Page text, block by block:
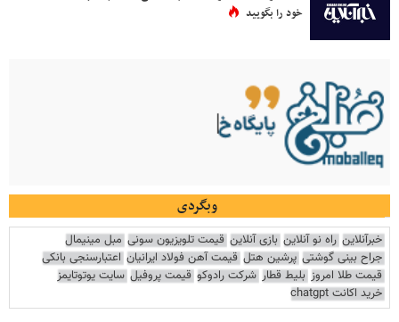
خود را بگویید
وبگردی
خبرآنلاین راه نو آنلاین بازی آنلاین قیمت تلویزیون سونی مبل مینیمال
جراح بینی گوشتی پرشین هتل قیمت آهن فولاد ایرانیان اعتبارسنجی بانکی
قیمت طلا امروز بلیط قطار شرکت رادوکو قیمت پروفیل سایت یوتوتایمز
خرید اکانت chatgpt